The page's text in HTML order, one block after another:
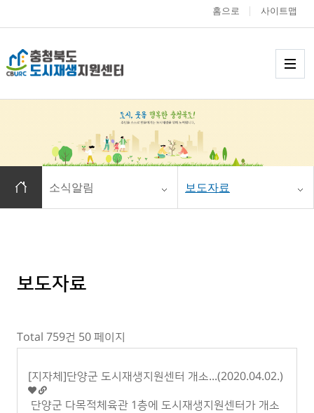
충청북도 도시재
홈으로 사이트맵
홈으로 이동
소식알림 보도자료
보도자료
Total 759건 50 페이지
[지자체]단양군 도시재생지원센터 개소...(2020.04.02.)
단양군 다목적체육관 1층에 도시재생지원센터가 개소